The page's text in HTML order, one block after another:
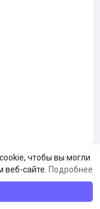
чтобы вы могли
сайте. Подробнее